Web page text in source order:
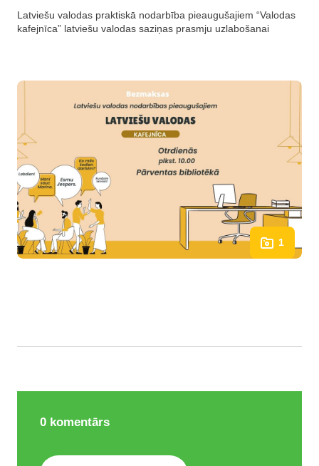
Latviešu valodas praktiskā nodarbība pieaugušajiem “Valodas
kafejnīca” latviešu valodas saziņas prasmju uzlabošanai
1
0 komentārs